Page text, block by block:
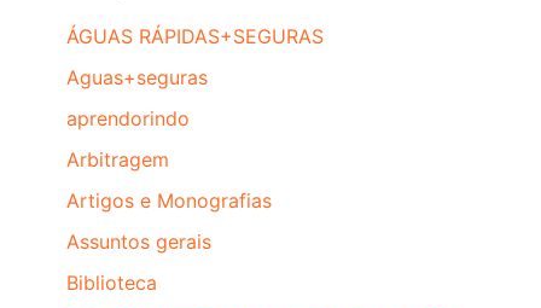
ÁGUAS RÁPIDAS+SEGURAS
Aguas+seguras
aprendorindo
Arbitragem
Artigos e Monografias
Assuntos gerais
Biblioteca